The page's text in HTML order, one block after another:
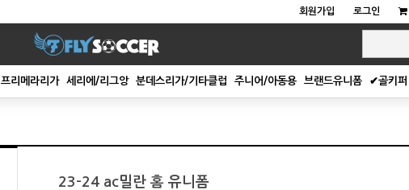
회원가입 로그인
프리메라리가 세리에/리그앙 분데스리가/기타클럽 주니어/아동용 브랜드유니폼 ✔골키퍼
23-24 ac밀란 홈 유니폼